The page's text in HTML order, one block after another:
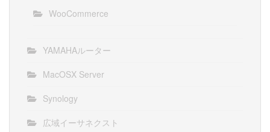
WooCommerce
YAMAHAルーター
MacOSX Server
Synology
広域イーサネクスト